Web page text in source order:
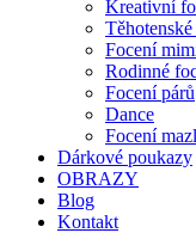
Kreativní
Focení
Rodinné
Focení párů
Dance
Focení
Dárkové poukazy
OBRAZY
Blog
Kontakt